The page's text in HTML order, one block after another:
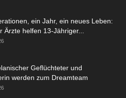
ein Jahr, ein neues Leben:
Ärzte helfen 13-Jähriger...
Geflüchteter und
werden zum Dreamteam